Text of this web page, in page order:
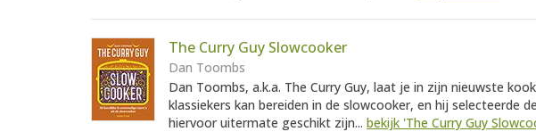
The Curry Guy Slowcooker
Dan Toombs
Dan Toombs, a.k.a. The Curry Guy, laat je in zijn nieuwste
klassiekers kan bereiden in de slowcooker, en hij selecteerde
hiervoor uitermate geschikt zijn... bekijk 'The Curry Guy